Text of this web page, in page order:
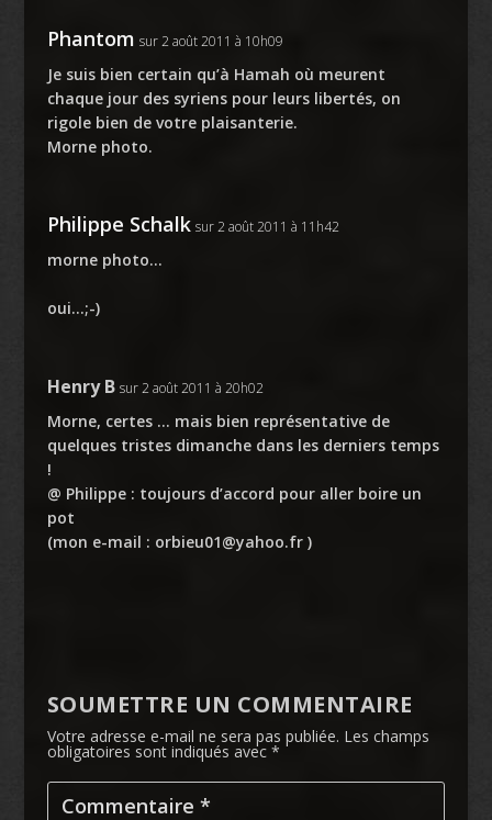
Phantom sur 2 août 2011 à 10h09
Je suis bien certain qu’à Hamah où meurent
chaque jour des syriens pour leurs libertés, on
rigole bien de votre plaisanterie.
Morne photo.
Philippe Schalk sur 2 août 2011 à 11h42
morne photo…
oui…;-)
Henry B sur 2 août 2011 à 20h02
Morne, certes … mais bien représentative de
quelques tristes dimanche dans les derniers temps
!
@ Philippe : toujours d’accord pour aller boire un
pot
(mon e-mail : orbieu01@yahoo.fr)
SOUMETTRE UN COMMENTAIRE
Votre adresse e-mail ne sera pas publiée. Les champs
obligatoires sont indiqués avec *